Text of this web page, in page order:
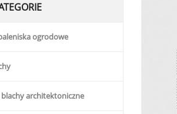
ogrodowe
blachy architektoniczne